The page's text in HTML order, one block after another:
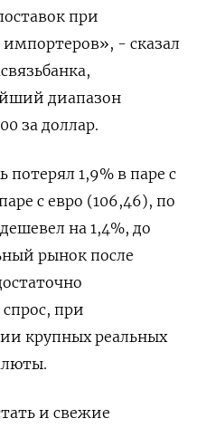
при
- сказал
диапазон
за доллар.
1,9% в паре с
с евро (106,46), по
на 1,4%, до
рынок после
при
крупных реальных
и свежие